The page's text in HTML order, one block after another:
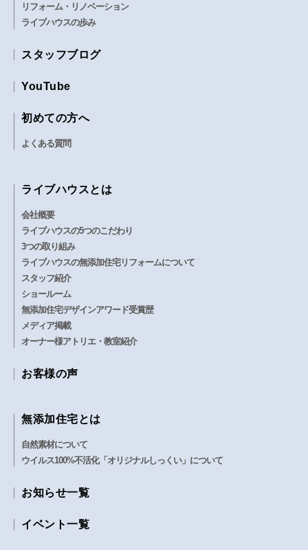
リフォーム・リノベーション
ライブハウスの歩み
スタッフブログ
YouTube
初めての方へ
よくある質問
ライブハウスとは
会社概要
ライブハウスの5つのこだわり
3つの取り組み
ライブハウスの無添加住宅リフォームについて
スタッフ紹介
ショールーム
無添加住宅デザインアワード受賞歴
メディア掲載
オーナー様アトリエ・教室紹介
お客様の声
無添加住宅とは
自然素材について
ウイルス100%不活化「オリジナルしっくい」について
お知らせ一覧
イベント一覧